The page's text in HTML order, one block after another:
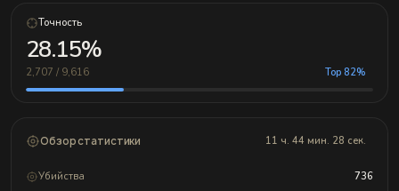
Точность
28.15%
2,707 / 9,616 Top 82%
Обзор статистики 11 ч. 44 мин. 28 сек.
Убийства 736